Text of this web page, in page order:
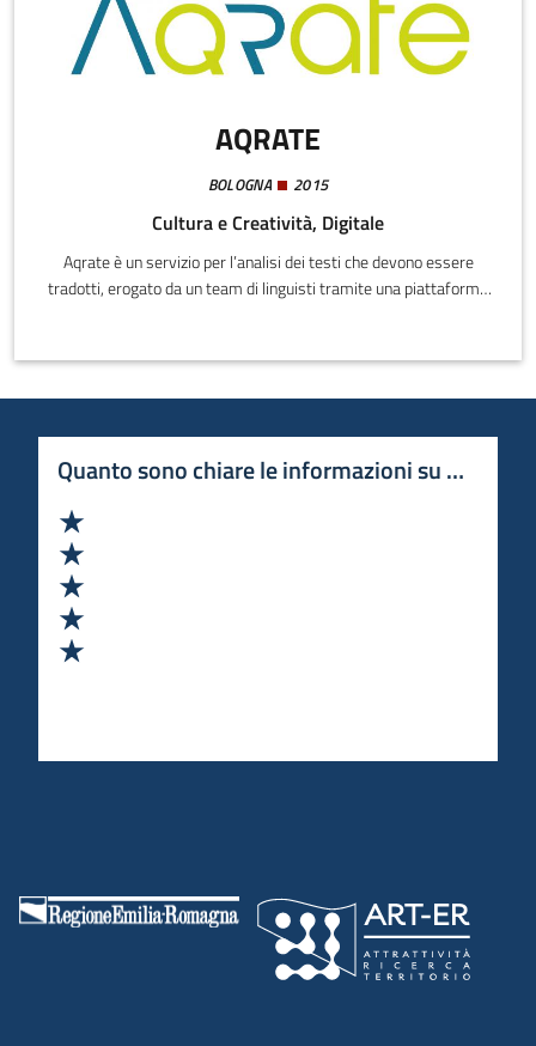
AQRATE
BOLOGNA 2015
Cultura e Creatività, Digitale
Aqrate è un servizio per l’analisi dei testi che devono essere
tradotti, erogato da un team di linguisti tramite una piattaforma
Quanto sono chiare le informazioni su questa